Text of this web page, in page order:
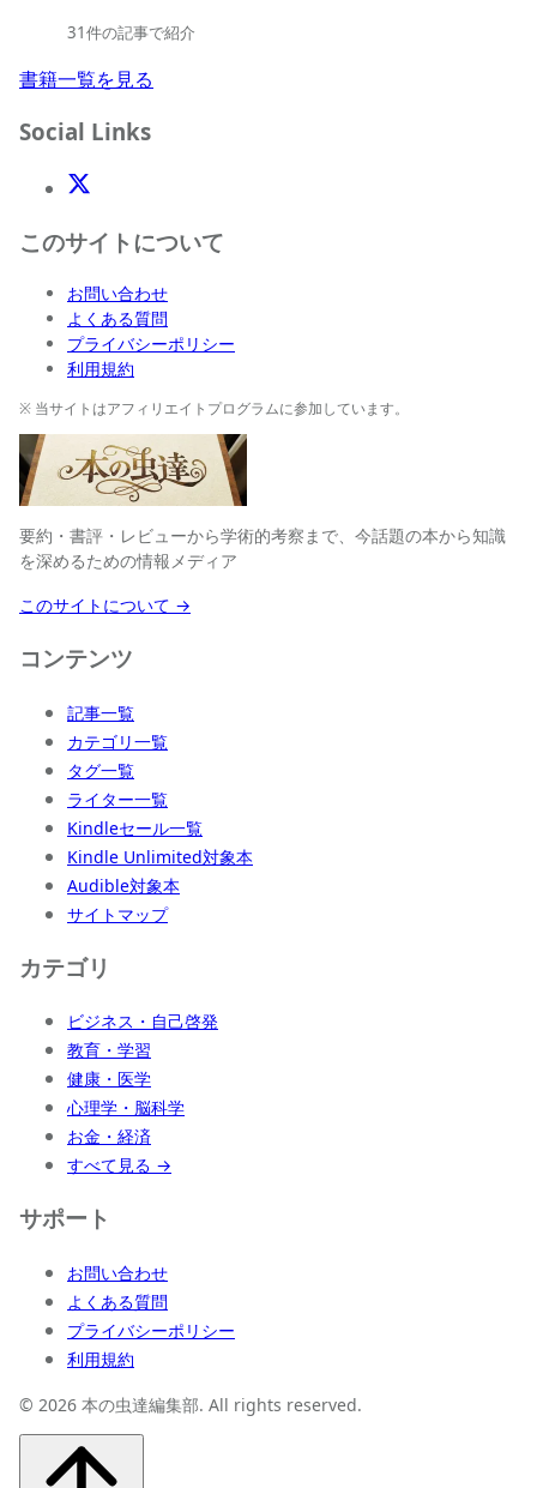
31件の記事で紹介
書籍一覧を見る
Social Links
X(Twitter)
このサイトについて
お問い合わせ
よくある質問
プライバシーポリシー
利用規約
※ 当サイトはアフィリエイトプログラムに参加しています。
要約・書評・レビューから学術的考察まで、今話題の本から知識
を深めるための情報メディア
このサイトについて →
コンテンツ
記事一覧
カテゴリ一覧
タグ一覧
ライター一覧
Kindleセール一覧
Kindle Unlimited対象本
Audible対象本
サイトマップ
カテゴリ
ビジネス・自己啓発
教育・学習
健康・医学
心理学・脳科学
お金・経済
すべて見る →
サポート
お問い合わせ
よくある質問
プライバシーポリシー
利用規約
© 2026 本の虫達編集部. All rights reserved.